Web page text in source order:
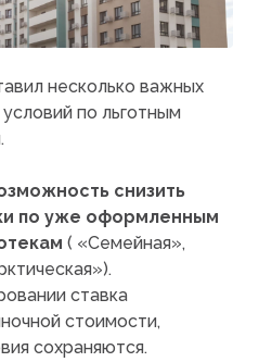
несколько важных
по льготным
снизить
по уже оформленным
( «Семейная»,
»).
ставка
стоимости,
сохраняются.